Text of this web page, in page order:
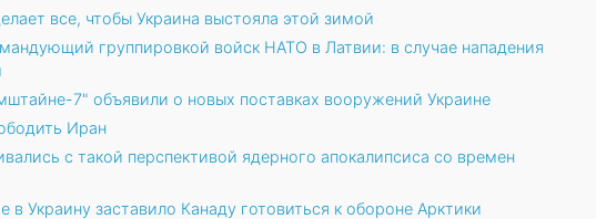
все, чтобы Украина выстояла этой зимой
группировкой войск НАТО в Латвии: в случае нападения
7" объявили о новых поставках вооружений Украине
Иран
с такой перспективой ядерного апокалипсиса со времен
в Украину заставило Канаду готовиться к обороне Арктики